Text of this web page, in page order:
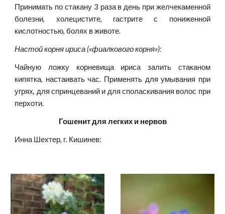
Принимать по стакану 3 раза в день при желчекаменной
болезни, холецистите, гастрите с пониженной
кислотностью, болях в животе.
Настой корня ириса («фиалкового корня»):
Чайную ложку корневища ириса залить стаканом
кипятка, настаивать час. Применять для умывания при
угрях, для спринцеваний и для споласкивания волос при
перхоти.
Гошенит для легких и нервов
Инна Шехтер, г. Кишинев: